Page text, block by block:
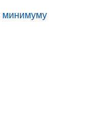
минимуму